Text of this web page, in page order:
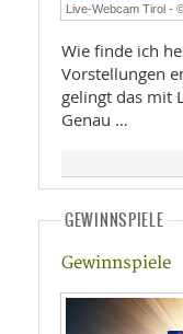
Live-Webcam Tirol -
Wie finde ich
Vorstellungen
gelingt das mit
Genau …
GEWINNSPIELE
Gewinnspiele